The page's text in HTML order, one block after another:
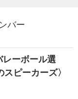
バー
ーボール選
ピーカーズ〉